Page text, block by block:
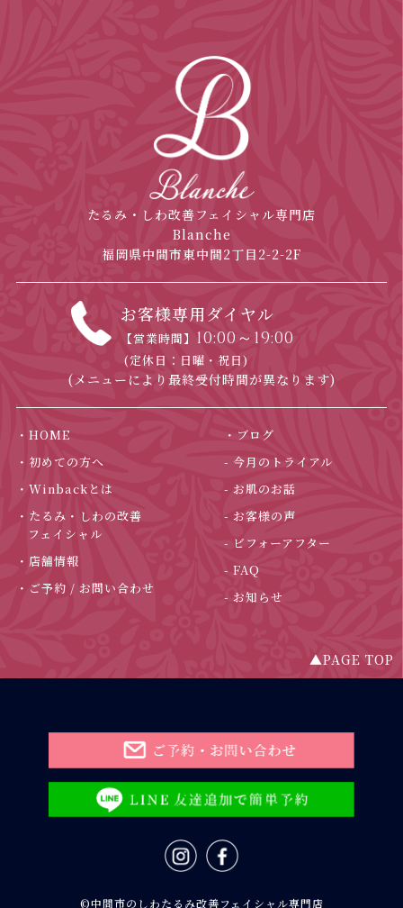
たるみ・しわ改善フェイシャル専門店
Blanche
福岡県中間市東中間2丁目2-2-2F
お客様専用ダイヤル
【営業時間】 10:00～19:00
(定休日：日曜・祝日)
(メニューにより最終受付時間が異なります)
・HOME
・初めての方へ
・Winbackとは
・たるみ・しわの改善
フェイシャル
・店舗情報
・ご予約 / お問い合わせ
・ブログ
- 今月のトライアル
- お肌のお話
- お客様の声
- ビフォーアフター
- FAQ
- お知らせ
▲PAGE TOP
©中間市のしわたるみ改善フェイシャル専門店